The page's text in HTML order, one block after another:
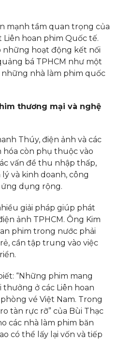
mạnh tầm quan trọng của
hoan phim Quốc tế.
những hoạt động kết nối
bá TPHCM như một
nhà làm phim quốc
thương mại và nghệ
Thúy, điện ảnh và các
còn phụ thuộc vào
vấn đề thu nhập thấp,
và kinh doanh, công
dụng rộng.
giải pháp giúp phát
ảnh TPHCM. Ông Kim
phim trong nước phải
cần tập trung vào việc
“Những phim mang
ở các Liên hoan
vé Việt Nam. Trong
tàn rực rỡ” của Bùi Thạc
các nhà làm phim băn
có thể lấy lại vốn và tiếp